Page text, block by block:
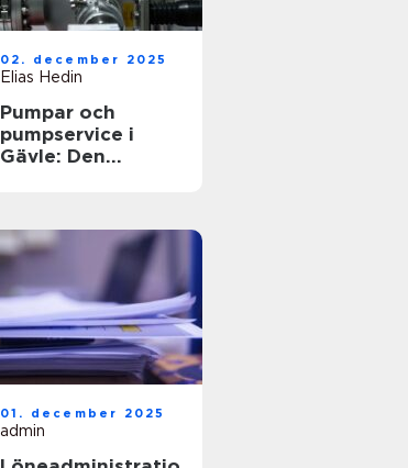
02. december 2025
Elias Hedin
Pumpar och
pumpservice i
Gävle: Den
01. december 2025
admin